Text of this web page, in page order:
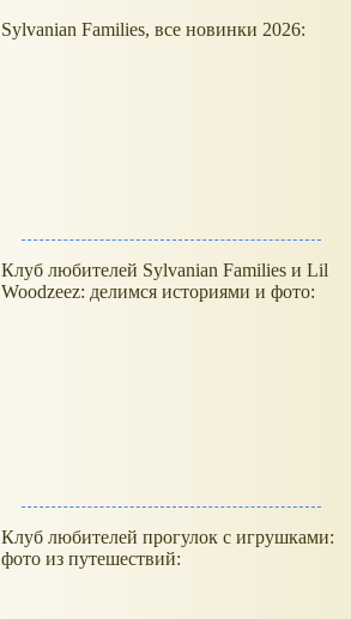
Sylvanian Families, все новинки 2026:
Клуб любителей Sylvanian Families и Lil
Woodzeez: делимся историями и фото:
Клуб любителей прогулок с игрушками:
фото из путешествий: